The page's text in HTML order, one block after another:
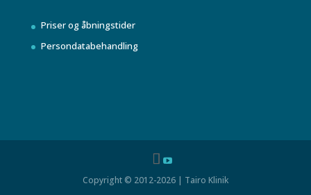
Priser og åbningstider
Persondatabehandling
Copyright © 2012-2026 | Tairo Klinik